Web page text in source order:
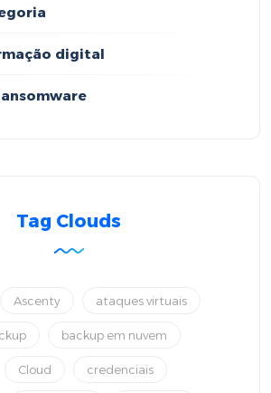
digital
Tag Clouds
Ascenty ataques virtuais
backup em nuvem
Cloud credenciais